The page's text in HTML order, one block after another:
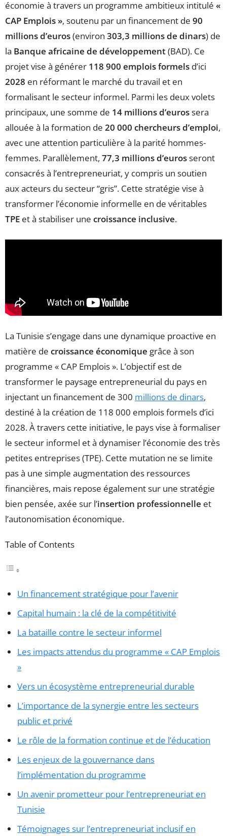
économie à travers un programme ambitieux intitulé «
CAP Emplois », soutenu par un financement de 90
millions d’euros(environ 303,3 millions de dinars) de
la Banque africaine de développement(BAD). Ce
projet vise à générer 118 900 emplois formels d’ici
2028 en réformant le marché du travail et en
formalisant le secteur informel. Parmi les deux volets
principaux, une somme de 14 millions d’eurossera
allouée à la formation de 20 000 chercheurs d’emploi,
avec une attention particulière à la parité hommes-
femmes. Parallèlement, 77,3 millions d’eurosseront
consacrés à l’entrepreneuriat, y compris un soutien
aux acteurs du secteur “gris”. Cette stratégie vise à
transformer l’économie informelle en de véritables
TPE et à stabiliser une croissance inclusive.
La Tunisie s’engage dans une dynamique proactive en
matière de croissance économique grâce à son
programme « CAP Emplois ». L’objectif est de
transformer le paysage entrepreneurial du pays en
injectant un financement de 300 millions de dinars,
destiné à la création de 118 000 emplois formels d’ici
2028. À travers cette initiative, le pays vise à formaliser
le secteur informel et à dynamiser l’économie des très
petites entreprises (TPE). Cette mutation ne se limite
pas à une simple augmentation des ressources
financières, mais repose également sur une stratégie
bien pensée, axée sur l’insertion professionnelle et
l’autonomisation économique.
Table of Contents
Un financement stratégique pour l’avenir
Capital humain : la clé de la compétitivité
La bataille contre le secteur informel
Les impacts attendus du programme « CAP Emplois
»
Vers un écosystème entrepreneurial durable
L’importance de la synergie entre les secteurs
public et privé
Le rôle de la formation continue et de l’éducation
Les enjeux de la gouvernance dans
l’implémentation du programme
Un avenir prometteur pour l’entrepreneuriat en
Tunisie
Témoignages sur l’entrepreneuriat inclusif en